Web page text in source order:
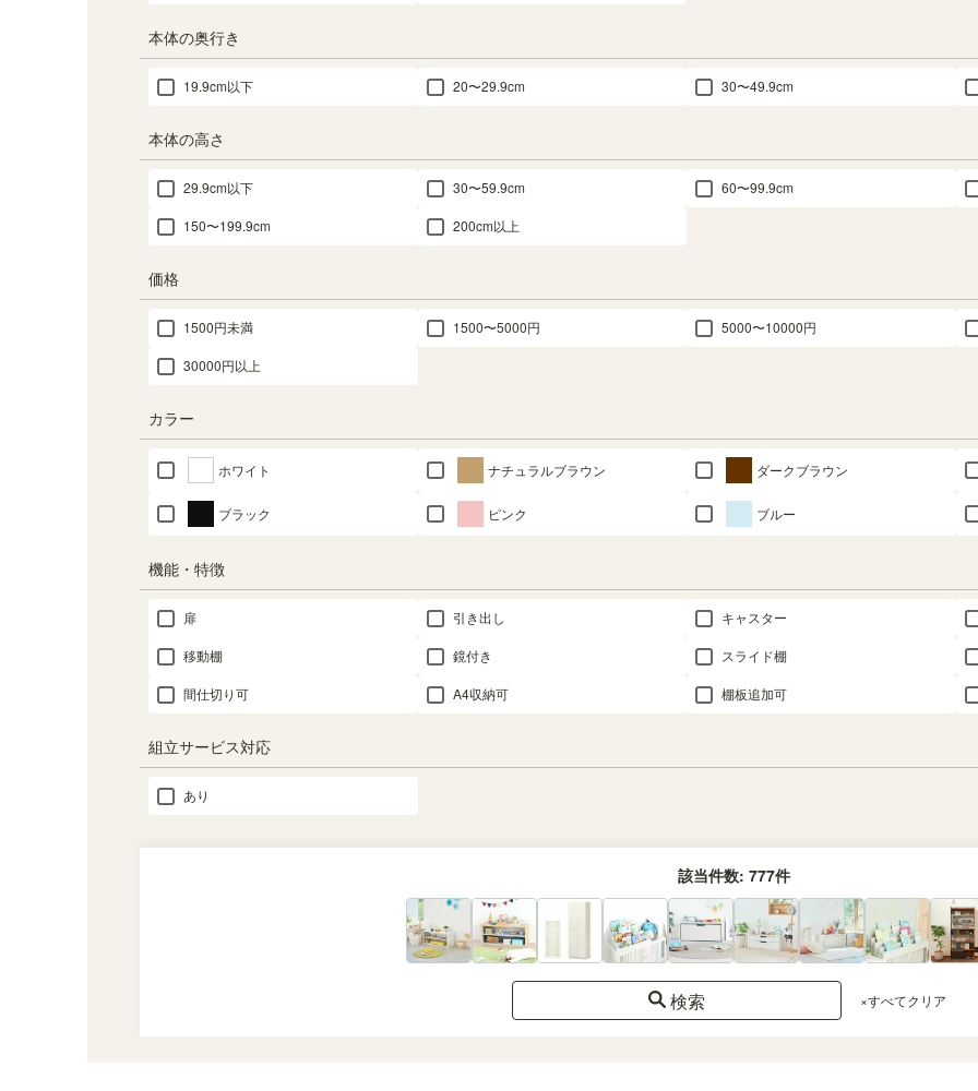
本体の奥行き
19.9cm以下 20〜29.9cm 30〜49.9cm
本体の高さ
29.9cm以下 30〜59.9cm 60〜99.9cm
150〜199.9cm 200cm以上
価格
1500円未満 1500〜5000円 5000〜10000円
30000円以上
カラー
ホワイト ナチュラルブラウン ダークブラウン
ブラック ピンク ブルー
機能・特徴
扉 引き出し キャスター
移動棚 鏡付き スライド棚
間仕切り可 A4収納可 棚板追加可
組立サービス対応
あり
該当件数: 777件
検索 ×すべてクリア